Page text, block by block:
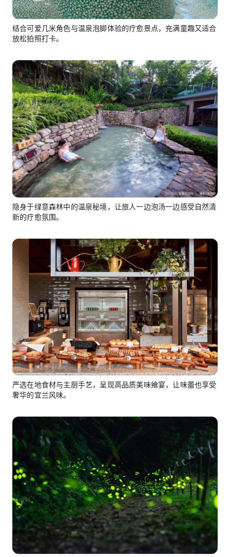
结合可爱几米角色与温泉泡脚体验的疗愈景点，充满童趣又适合
放松拍照打卡。
隐身于绿意森林中的温泉秘境，让旅人一边泡汤一边感受自然清
新的疗愈氛围。
严选在地食材与主厨手艺，呈现高品质美味飨宴，让味蕾也享受
奢华的宜兰风味。